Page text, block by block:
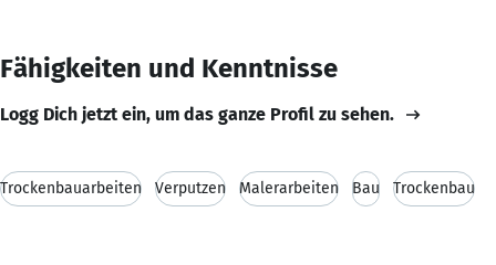
Fähigkeiten und Kenntnisse
Logg Dich jetzt ein, um das ganze Profil zu sehen.
Trockenbauarbeiten Verputzen Malerarbeiten Bau Trockenbau